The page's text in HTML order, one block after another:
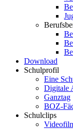
Download
Schulprofil
Eine
Digitale
Ganztag
BOZ-
Schulclips